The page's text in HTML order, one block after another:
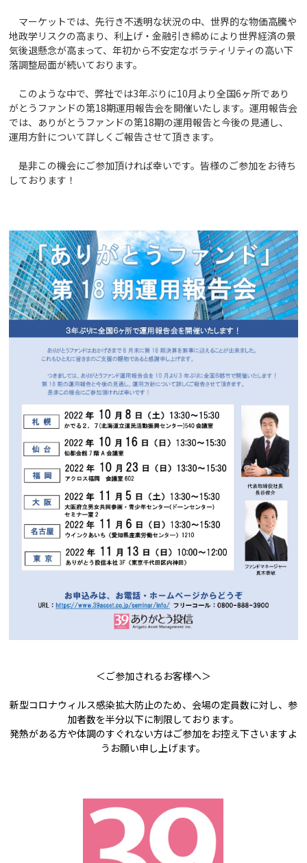
マーケットでは、先行き不透明な状況の中、世界的な物価高騰や
地政学リスクの高まり、利上げ・金融引き締めにより世界経済の景
気後退懸念が高まって、年初から不安定なボラティリティの高い下
落調整局面が続いております。
このような中で、弊社では3年ぶりに10月より全国6ヶ所であり
がとうファンドの第18期運用報告会を開催いたします。運用報告会
では、ありがとうファンドの第18期の運用報告と今後の見通し、
運用方針について詳しくご報告させて頂きます。
是非この機会にご参加頂ければ幸いです。皆様のご参加をお待ち
しております！
＜ご参加されるお客様へ＞
新型コロナウィルス感染拡大防止のため、会場の定員数に対し、参
加者数を半分以下に制限しております。
発熱がある方や体調のすぐれない方はご参加をお控え下さいますよ
うお願い申し上げます。